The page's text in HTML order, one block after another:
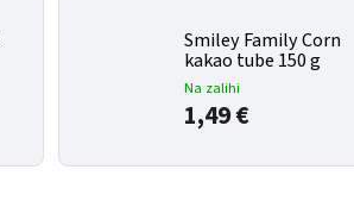
Smiley Family Corn
kakao tube 150 g
Na zalihi
1,49 €